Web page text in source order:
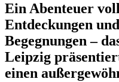
Ein Abenteuer
Entdeckungen
Begegnungen –
Leipzig
einen